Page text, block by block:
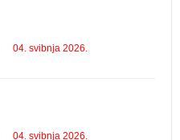
04. svibnja 2026.
04. svibnja 2026.